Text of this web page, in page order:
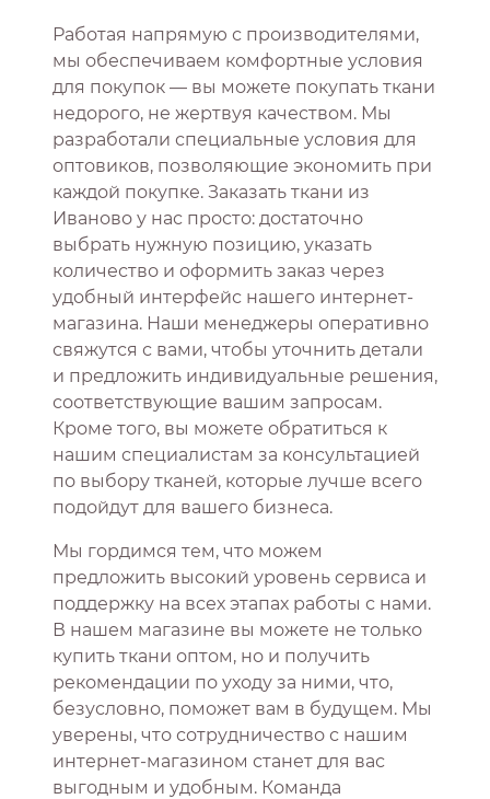
Работая напрямую с производителями,
мы обеспечиваем комфортные условия
для покупок — вы можете покупать ткани
недорого, не жертвуя качеством. Мы
разработали специальные условия для
оптовиков, позволяющие экономить при
каждой покупке. Заказать ткани из
Иваново у нас просто: достаточно
выбрать нужную позицию, указать
количество и оформить заказ через
удобный интерфейс нашего интернет-
магазина. Наши менеджеры оперативно
свяжутся с вами, чтобы уточнить детали
и предложить индивидуальные решения,
соответствующие вашим запросам.
Кроме того, вы можете обратиться к
нашим специалистам за консультацией
по выбору тканей, которые лучше всего
подойдут для вашего бизнеса.
Мы гордимся тем, что можем
предложить высокий уровень сервиса и
поддержку на всех этапах работы с нами.
В нашем магазине вы можете не только
купить ткани оптом, но и получить
рекомендации по уходу за ними, что,
безусловно, поможет вам в будущем. Мы
уверены, что сотрудничество с нашим
интернет-магазином станет для вас
выгодным и удобным. Команда